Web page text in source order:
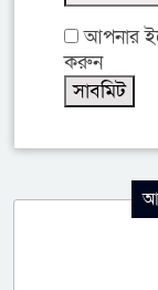
আপনার
করুন